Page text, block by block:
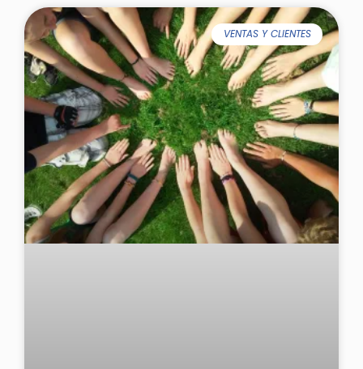
VENTAS Y CLIENTES